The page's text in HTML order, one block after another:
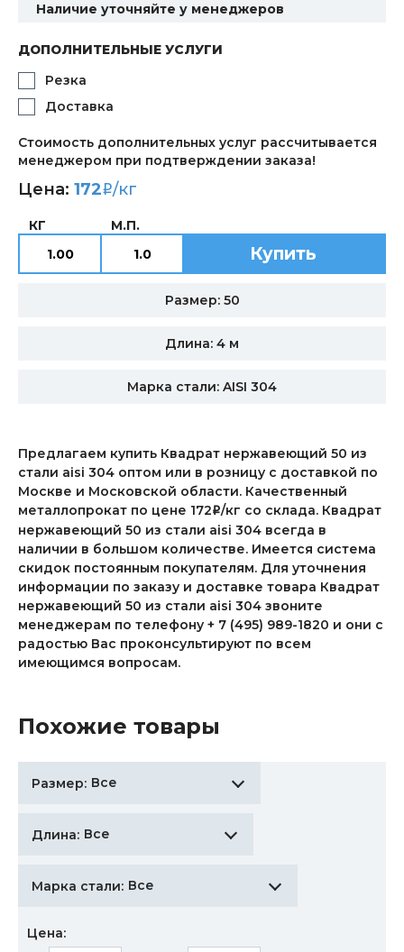
Наличие уточняйте у менеджеров
ДОПОЛНИТЕЛЬНЫЕ УСЛУГИ
Резка
Доставка
Стоимость дополнительных услуг рассчитывается
менеджером при подтверждении заказа!
Цена: 172i/кг
КГ М.П.
Купить
Размер: 50
Длина: 4 м
Марка стали: AISI 304
Предлагаем купить Квадрат нержавеющий 50 из
стали aisi 304 оптом или в розницу с доставкой по
Москве и Московской области. Качественный
металлопрокат по цене 172i/кг со склада. Квадрат
нержавеющий 50 из стали aisi 304 всегда в
наличии в большом количестве. Имеется система
скидок постоянным покупателям. Для уточнения
информации по заказу и доставке товара Квадрат
нержавеющий 50 из стали aisi 304 звоните
менеджерам по телефону + 7 (495) 989-1820 и они с
радостью Вас проконсультируют по всем
имеющимся вопросам.
Похожие товары
Размер: Все
Длина: Все
Марка стали: Все
Цена: